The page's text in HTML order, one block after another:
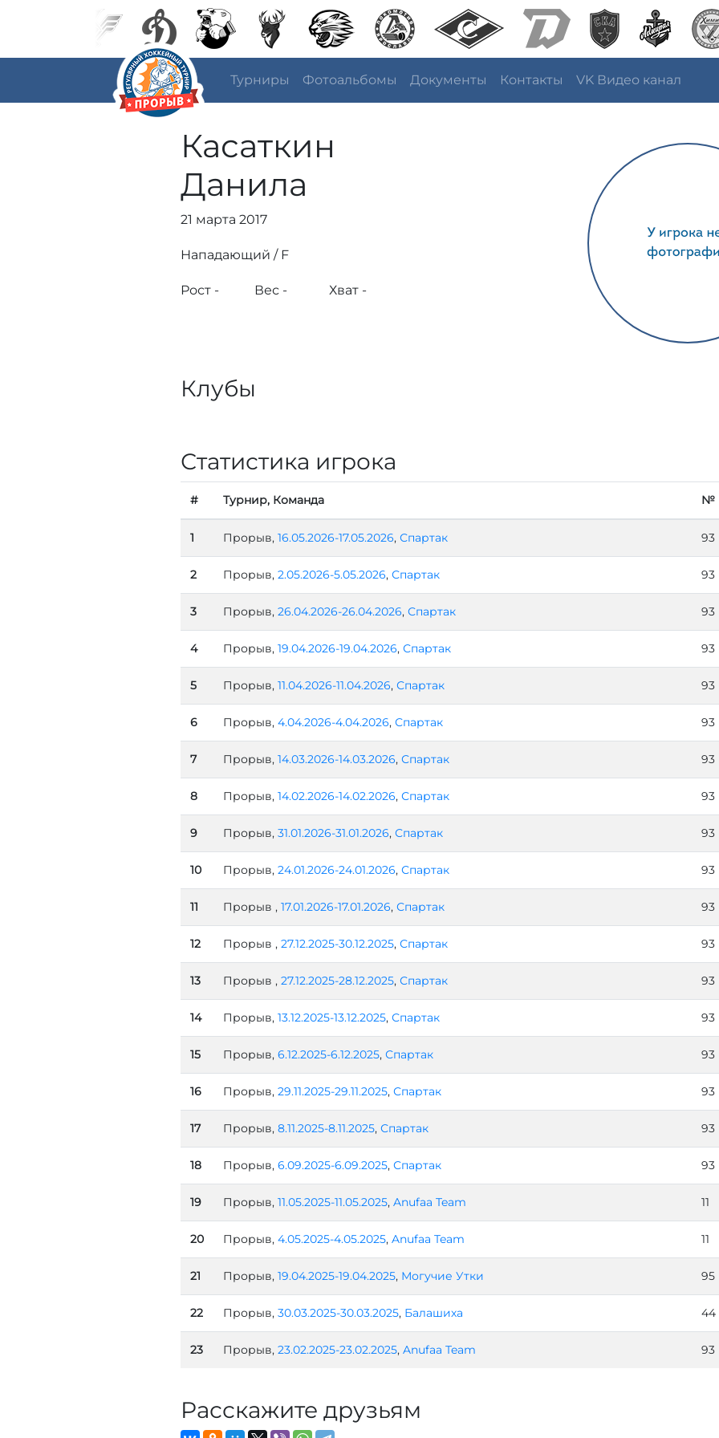
Турниры Фотоальбомы Документы Контакты VK Видео канал
Касаткин
Данила
21 марта 2017
Нападающий / F
Рост - Вес - Хват -
Клубы
Статистика игрока
# Турнир, Команда №
1 Прорыв, 16.05.2026-17.05.2026, Спартак 93
2 Прорыв, 2.05.2026-5.05.2026, Спартак 93
3 Прорыв, 26.04.2026-26.04.2026, Спартак 93
4 Прорыв, 19.04.2026-19.04.2026, Спартак 93
5 Прорыв, 11.04.2026-11.04.2026, Спартак 93
6 Прорыв, 4.04.2026-4.04.2026, Спартак 93
7 Прорыв, 14.03.2026-14.03.2026, Спартак 93
8 Прорыв, 14.02.2026-14.02.2026, Спартак 93
9 Прорыв, 31.01.2026-31.01.2026, Спартак 93
10 Прорыв, 24.01.2026-24.01.2026, Спартак 93
11 Прорыв , 17.01.2026-17.01.2026, Спартак 93
12 Прорыв , 27.12.2025-30.12.2025, Спартак 93
13 Прорыв , 27.12.2025-28.12.2025, Спартак 93
14 Прорыв, 13.12.2025-13.12.2025, Спартак 93
15 Прорыв, 6.12.2025-6.12.2025, Спартак 93
16 Прорыв, 29.11.2025-29.11.2025, Спартак 93
17 Прорыв, 8.11.2025-8.11.2025, Спартак 93
18 Прорыв, 6.09.2025-6.09.2025, Спартак 93
19 Прорыв, 11.05.2025-11.05.2025, Anufaa Team 11
20 Прорыв, 4.05.2025-4.05.2025, Anufaa Team 11
21 Прорыв, 19.04.2025-19.04.2025, Могучие Утки 95
22 Прорыв, 30.03.2025-30.03.2025, Балашиха 44
23 Прорыв, 23.02.2025-23.02.2025, Anufaa Team 93
Расскажите друзьям